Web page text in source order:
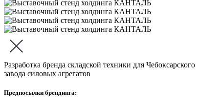
Разработка бренда складской техники для Чебоксарского
завода силовых агрегатов
Предпосылки брендинга: